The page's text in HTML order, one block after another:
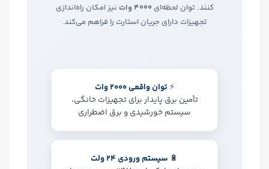
کنند. توان لحظه‌ای 4000 وات
نیز امکان راه‌اندازی
تجهیزات دارای جریان استارت را فراهم می‌کند.
⚡توان واقعی 2000 وات
تأمین برق پایدار برای تجهیزات خانگی،
سیستم خورشیدی و برق اضطراری
🔋 سیستم ورودی 24 ولت